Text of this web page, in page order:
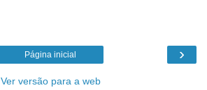
›
Página inicial
Ver versão para a web